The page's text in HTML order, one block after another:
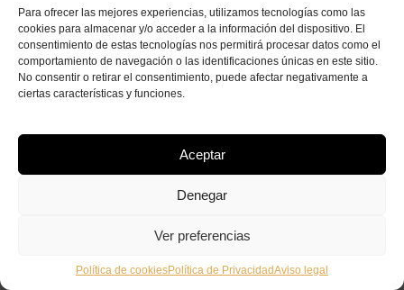
Para ofrecer las mejores experiencias, utilizamos tecnologías como las
cookies para almacenar y/o acceder a la información del dispositivo. El
consentimiento de estas tecnologías nos permitirá procesar datos como el
comportamiento de navegación o las identificaciones únicas en este sitio.
No consentir o retirar el consentimiento, puede afectar negativamente a
ciertas características y funciones.
Aceptar
Denegar
Ver preferencias
Política de cookiesPolítica de PrivacidadAviso legal
Todos los derechos reservados © Decohome 2024
Aviso legal
Política de Privacidad
Política de Cookies